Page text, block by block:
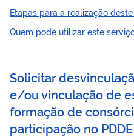
por meio deste serviço.
Etapas para a realização
Quem pode utilizar este
Solicitar
e/ou vinculação de
formação de
participação no PDDE